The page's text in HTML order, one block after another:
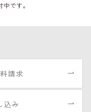
です。
請求
込み